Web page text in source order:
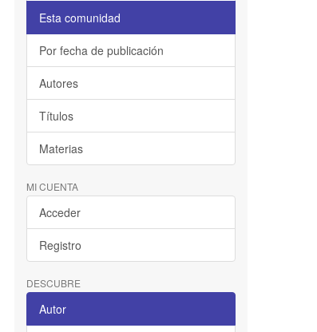
Esta comunidad
Por fecha de publicación
Autores
Títulos
Materias
MI CUENTA
Acceder
Registro
DESCUBRE
Autor